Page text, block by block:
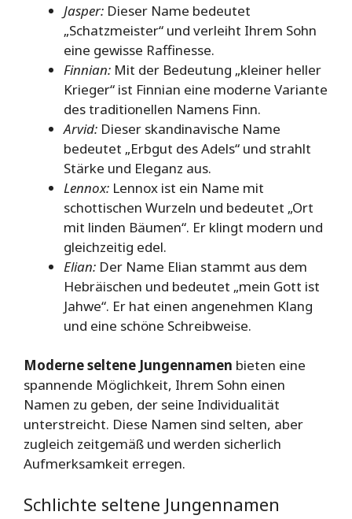
Jasper: Dieser Name bedeutet
„Schatzmeister“ und verleiht Ihrem Sohn
eine gewisse Raffinesse.
Finnian: Mit der Bedeutung „kleiner heller
Krieger“ ist Finnian eine moderne Variante
des traditionellen Namens Finn.
Arvid: Dieser skandinavische Name
bedeutet „Erbgut des Adels“ und strahlt
Stärke und Eleganz aus.
Lennox: Lennox ist ein Name mit
schottischen Wurzeln und bedeutet „Ort
mit linden Bäumen“. Er klingt modern und
gleichzeitig edel.
Elian: Der Name Elian stammt aus dem
Hebräischen und bedeutet „mein Gott ist
Jahwe“. Er hat einen angenehmen Klang
und eine schöne Schreibweise.
Moderne seltene Jungennamen bieten eine
spannende Möglichkeit, Ihrem Sohn einen
Namen zu geben, der seine Individualität
unterstreicht. Diese Namen sind selten, aber
zugleich zeitgemäß und werden sicherlich
Aufmerksamkeit erregen.
Schlichte seltene Jungennamen